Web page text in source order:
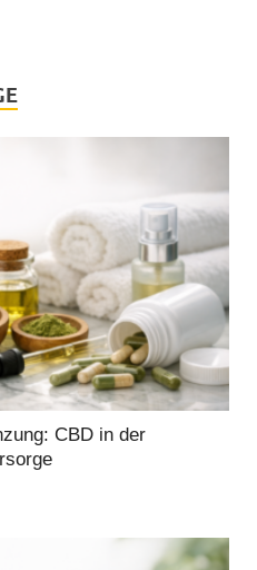
CBD in der